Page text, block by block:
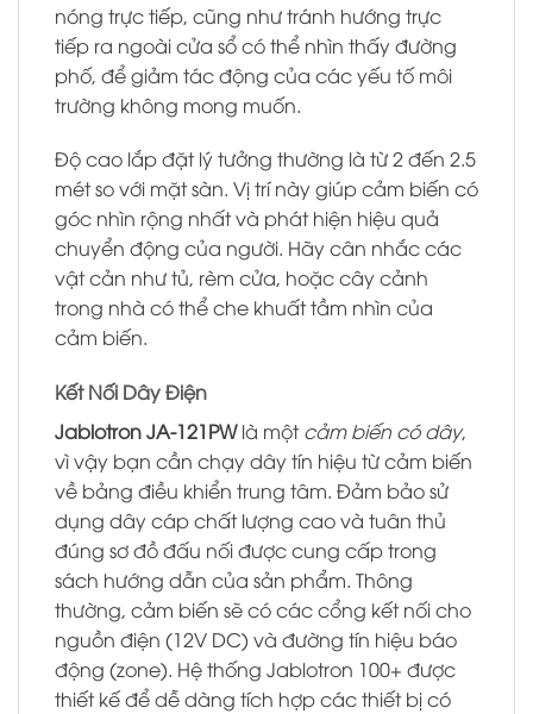
nóng trực tiếp, cũng như tránh hướng trực
tiếp ra ngoài cửa sổ có thể nhìn thấy đường
phố, để giảm tác động của các yếu tố môi
trường không mong muốn.
Độ cao lắp đặt lý tưởng thường là từ 2 đến 2.5
mét so với mặt sàn. Vị trí này giúp cảm biến có
góc nhìn rộng nhất và phát hiện hiệu quả
chuyển động của người. Hãy cân nhắc các
vật cản như tủ, rèm cửa, hoặc cây cảnh
trong nhà có thể che khuất tầm nhìn của
cảm biến.
Kết Nối Dây Điện
Jablotron JA-121PWlà mộtcảm biến có dây,
vì vậy bạn cần chạy dây tín hiệu từ cảm biến
về bảng điều khiển trung tâm. Đảm bảo sử
dụng dây cáp chất lượng cao và tuân thủ
đúng sơ đồ đấu nối được cung cấp trong
sách hướng dẫn của sản phẩm. Thông
thường, cảm biến sẽ có các cổng kết nối cho
nguồn điện (12V DC) và đường tín hiệu báo
động (zone). Hệ thống Jablotron 100+ được
thiết kế để dễ dàng tích hợp các thiết bị có